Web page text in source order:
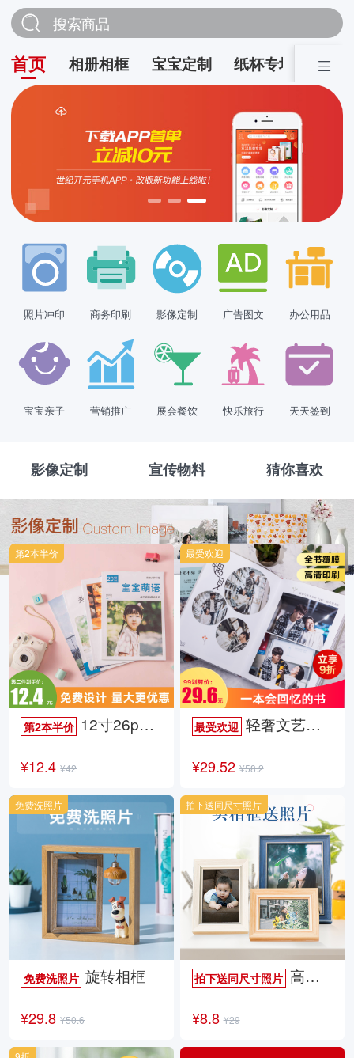
搜索商品
首页 相册相框 宝宝定制 纸杯专场 营销
照片冲印 商务印刷 影像定制 广告图文 办公用品
宝宝亲子 营销推广 展会餐饮 快乐旅行 天天签到
影像定制 宣传物料 猜你喜欢
第2本半价 12寸26p时尚杂志册
¥12.4 ¥42
第2本半价
最受欢迎 轻奢文艺照片书
¥29.52 ¥58.2
最受欢迎
免费洗照片 旋转相框
¥29.8 ¥50.6
免费洗照片
拍下送同尺寸照片高档欧式相框
¥8.8 ¥29
拍下送同尺寸照片